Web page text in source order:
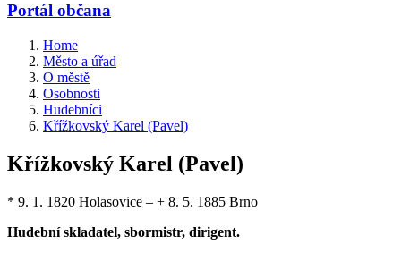
Portál občana
Home
Město a úřad
O městě
Osobnosti
Hudebníci
Křížkovský Karel (Pavel)
Křížkovský Karel (Pavel)
* 9. 1. 1820 Holasovice – + 8. 5. 1885 Brno
Hudební skladatel, sbormistr, dirigent.